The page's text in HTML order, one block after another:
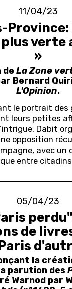
11/04/23
Province:
verte
»
deLa Zone
Bernard
L'Opinion.
le portrait des
leurs petites
Dabit
opposition
avec un
entre citadins
05/04/23
de
la
parution des
Warnod par